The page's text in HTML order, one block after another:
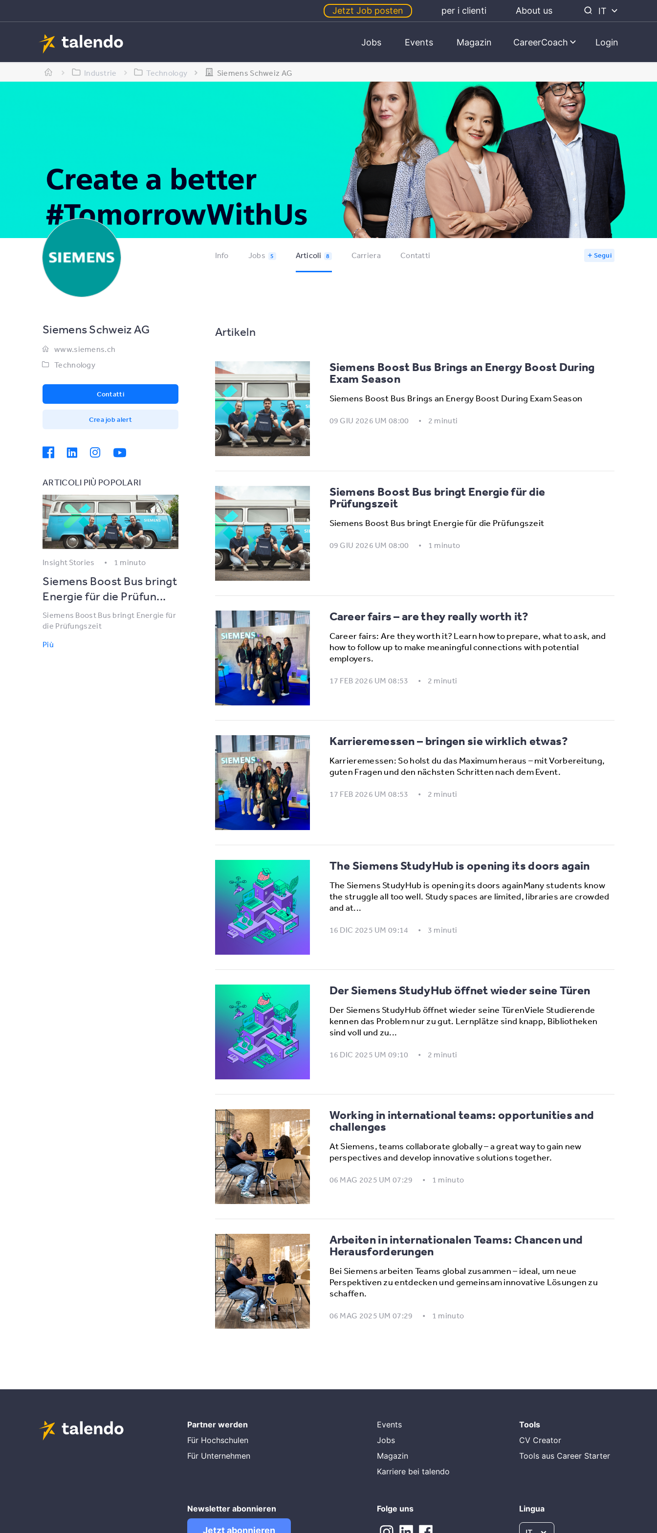
Jetzt Job posten per i clienti About us IT
Jobs Events Magazin CareerCoach Login
Industrie Technology Siemens Schweiz AG
Info Jobs 5 Articoli 8 Carriera Contatti Segui
Siemens Schweiz AG
www.siemens.ch
Technology
Contatti
Crea job alert
ARTICOLI PIÙ POPOLARI
Insight Stories 1 minuto
Siemens Boost Bus bringt
Energie für die Prüfun...
Siemens Boost Bus bringt Energie für
die Prüfungszeit
Più
Artikeln
Siemens Boost Bus Brings an Energy Boost During
Exam Season
Siemens Boost Bus Brings an Energy Boost During Exam Season
09 GIU 2026 UM 08:00 2 minuti
Siemens Boost Bus bringt Energie für die
Prüfungszeit
Siemens Boost Bus bringt Energie für die Prüfungszeit
09 GIU 2026 UM 08:00 1 minuto
Career fairs – are they really worth it?
Career fairs: Are they worth it? Learn how to prepare, what to ask, and
how to follow up to make meaningful connections with potential
employers.
17 FEB 2026 UM 08:53 2 minuti
Karrieremessen – bringen sie wirklich etwas?
Karrieremessen: So holst du das Maximum heraus – mit Vorbereitung,
guten Fragen und den nächsten Schritten nach dem Event.
17 FEB 2026 UM 08:53 2 minuti
The Siemens StudyHub is opening its doors again
The Siemens StudyHub is opening its doors againMany students know
the struggle all too well. Study spaces are limited, libraries are crowded
and at...
16 DIC 2025 UM 09:14 3 minuti
Der Siemens StudyHub öffnet wieder seine Türen
Der Siemens StudyHub öffnet wieder seine TürenViele Studierende
kennen das Problem nur zu gut. Lernplätze sind knapp, Bibliotheken
sind voll und zu...
16 DIC 2025 UM 09:10 2 minuti
Working in international teams: opportunities and
challenges
At Siemens, teams collaborate globally – a great way to gain new
perspectives and develop innovative solutions together.
06 MAG 2025 UM 07:29 1 minuto
Arbeiten in internationalen Teams: Chancen und
Herausforderungen
Bei Siemens arbeiten Teams global zusammen – ideal, um neue
Perspektiven zu entdecken und gemeinsam innovative Lösungen zu
schaffen.
06 MAG 2025 UM 07:29 1 minuto
Partner werden
Für Hochschulen
Für Unternehmen
Events
Jobs
Magazin
Karriere bei talendo
Tools
CV Creator
Tools aus Career Starter
Newsletter abonnieren
Jetzt abonnieren
Folge uns Lingua